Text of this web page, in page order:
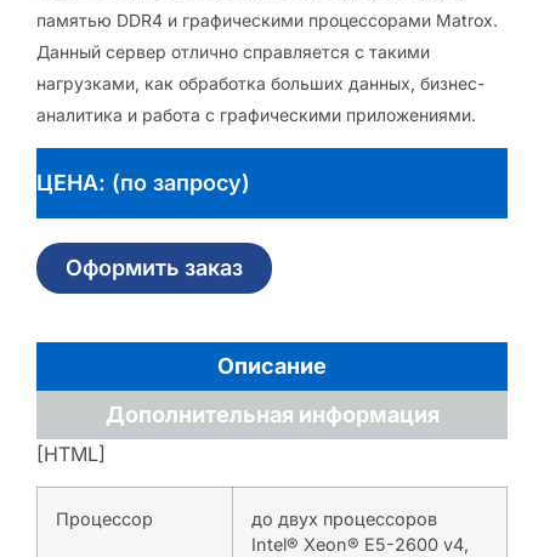
памятью DDR4 и графическими процессорами Matrox.
Данный сервер отлично справляется с такими
нагрузками, как обработка больших данных, бизнес-
аналитика и работа с графическими приложениями.
ЦЕНА: (по запросу)
Оформить заказ
Описание
Дополнительная информация
[HTML]
Процессор
до двух процессоров
Intel® Xeon® E5-2600 v4,